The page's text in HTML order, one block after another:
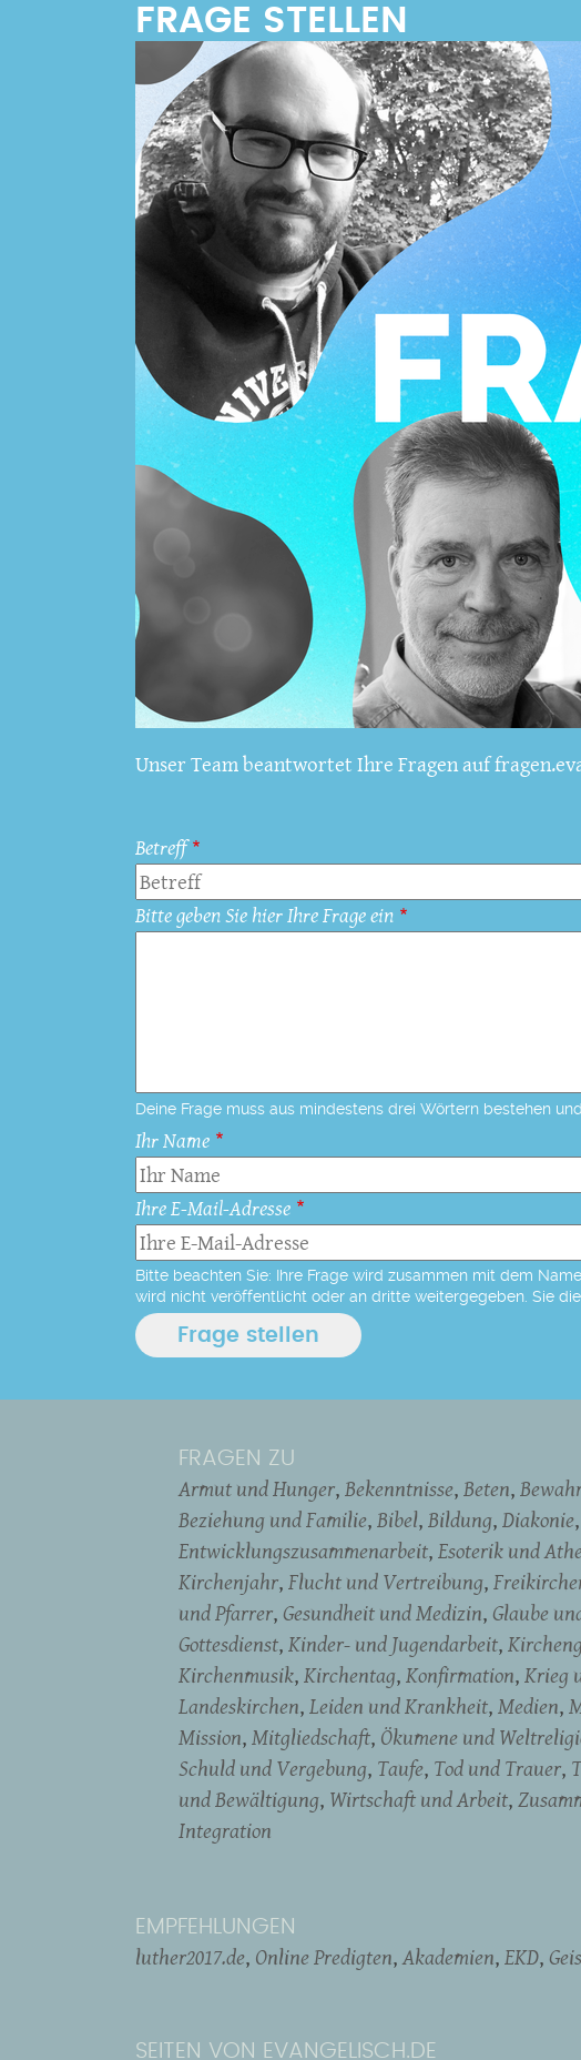
Unser Team beantwortet Ihre Fragen auf
Betreff
Bitte geben Sie hier Ihre Frage ein
Deine Frage muss aus mindestens drei Wörtern bestehen
Ihr Name
Ihre E-Mail-Adresse
Bitte beachten Sie: Ihre Frage wird zusammen mit dem
wird nicht veröffentlicht oder an dritte weitergegeben. Sie
FRAGEN ZU
Armut und Hunger Bekenntnisse Beten
Beziehung und Familie Bibel Bildung Diakonie
Entwicklungszusammenarbeit Esoterik und
Kirchenjahr Flucht und Vertreibung
und Pfarrer Gesundheit und Medizin Glaube
Gottesdienst Kinder- und Jugendarbeit
Kirchenmusik Kirchentag Konfirmation Krieg
Landeskirchen Leiden und Krankheit Medien
Mission Mitgliedschaft Ökumene und
Schuld und Vergebung Taufe Tod und Trauer
und Bewältigung Wirtschaft und Arbeit
Integration
EMPFEHLUNGEN
luther2017.de Online Predigten Akademien EKD
SEITEN VON EVANGELISCH.DE